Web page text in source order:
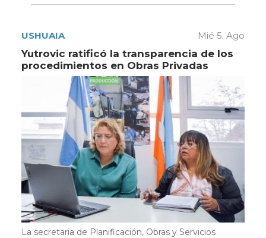
USHUAIA Mié 5. Ago
Yutrovic ratificó la transparencia de los
procedimientos en Obras Privadas
La secretaria de Planificación, Obras y Servicios